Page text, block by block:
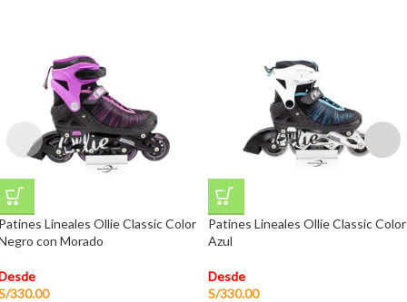
Lineales Ollie Classic Color
con Morado
330.00
Patines Lineales Ollie Classic Color
Azul
Desde
S/330.00